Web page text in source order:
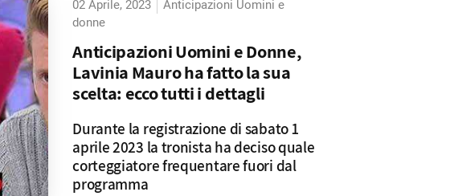
02 Aprile, 2023
Anticipazioni Uomini e
donne
Anticipazioni Uomini e Donne,
Lavinia Mauro ha fatto la sua
scelta: ecco tutti i dettagli
Durante la registrazione di sabato 1
aprile 2023 la tronista ha deciso quale
corteggiatore frequentare fuori dal
programma